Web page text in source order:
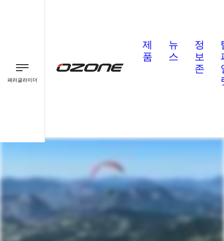
패러글라이더
제
품
뉴
스
정
보
존